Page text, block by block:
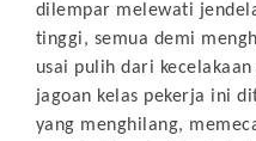
dilempar melewati
tinggi, semua demi
usai pulih dari
jagoan kelas pekerja ini
yang menghilang,